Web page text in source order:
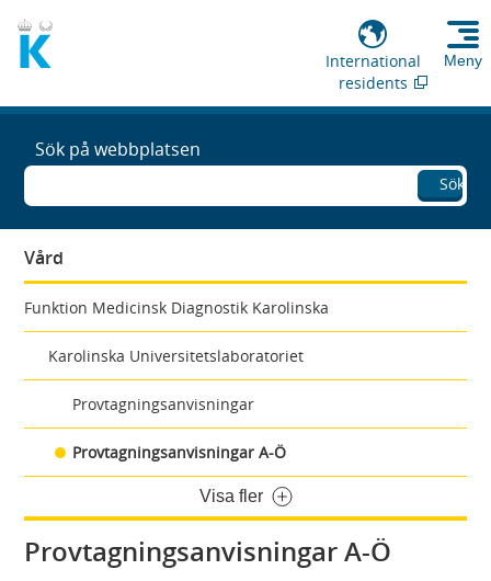
International
residents
Meny
Sök på webbplatsen
Sök
Vård
Funktion Medicinsk Diagnostik Karolinska
Karolinska Universitetslaboratoriet
Provtagningsanvisningar
Provtagningsanvisningar A-Ö
Visa fler
Provtagningsanvisningar A-Ö